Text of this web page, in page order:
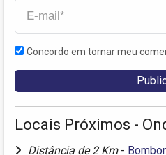
Concordo em tornar meu
Locais Próximos -
Distância de 2 Km -